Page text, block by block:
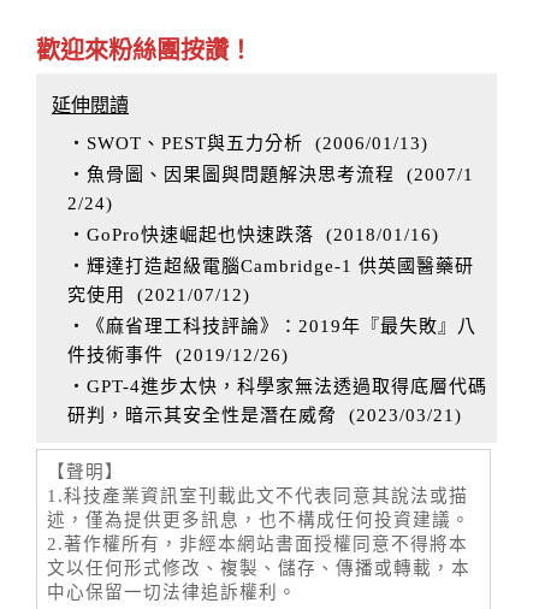
歡迎來粉絲團按讚！
延伸閱讀
‧SWOT、PEST與五力分析 (2006/01/13)
‧魚骨圖、因果圖與問題解決思考流程
(2007/1
2/24)
‧GoPro快速崛起也快速跌落 (2018/01/16)
‧輝達打造超級電腦Cambridge-1 供英國醫藥研
究使用
(2021/07/12)
‧《麻省理工科技評論》：2019年『最失敗』八
件技術事件 (2019/12/26)
‧GPT-4進步太快，科學家無法透過取得底層代碼
研判，暗示其安全性是潛在威脅
(2023/03/21 )
【聲明】
1.科技產業資訊室刊載此文不代表同意其說法或描
述，僅為提供更多訊息，也不構成任何投資建議。
2.著作權所有，非經本網站書面授權同意不得將本
文以任何形式修改、複製、儲存、傳播或轉載，本
中心保留一切法律追訴權利。